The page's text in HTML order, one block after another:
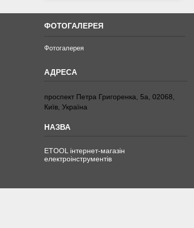
ФОТОГАЛЕРЕЯ
Фотогалерея
проспект Петра Григоренка, 5а, 02068,
Київ, Україна
ETOOL інтернет-магазін
електроінструментів